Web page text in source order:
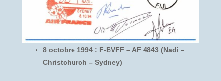
8 octobre 1994 : F-BVFF – AF 4843 (Nadi –
Christchurch – Sydney)